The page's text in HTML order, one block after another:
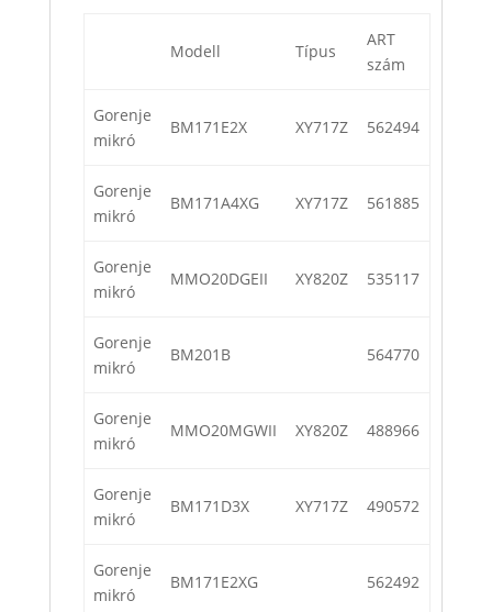
Modell Típus
ART
szám
Gorenje
mikró
BM171E2X XY717Z 562494
Gorenje
mikró
BM171A4XG XY717Z 561885
Gorenje
mikró
MMO20DGEII XY820Z 535117
Gorenje
mikró
BM201B 564770
Gorenje
mikró
MMO20MGWII XY820Z 488966
Gorenje
mikró
BM171D3X XY717Z 490572
Gorenje
mikró
BM171E2XG 562492